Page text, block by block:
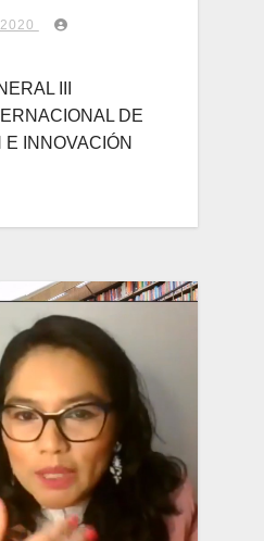
III
DE
E INNOVACIÓN